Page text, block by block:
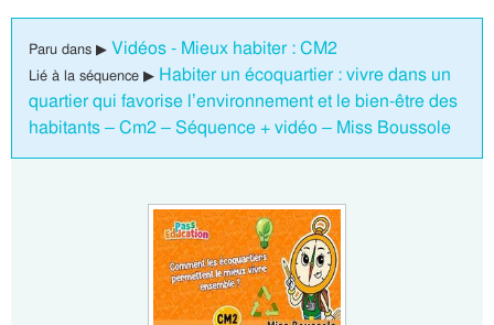
Paru dans ▶ Vidéos - Mieux habiter : CM2
Lié à la séquence ▶ Habiter un écoquartier : vivre dans un
quartier qui favorise l’environnement et le bien-être des
habitants – Cm2 – Séquence + vidéo – Miss Boussole